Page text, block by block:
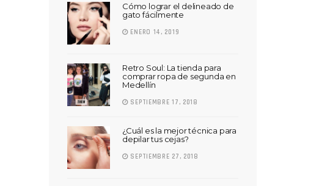
Cómo lograr el delineado de
gato fácilmente
ENERO 14, 2019
Retro Soul: La tienda para
comprar ropa de segunda en
Medellín
SEPTIEMBRE 17, 2018
¿Cuál es la mejor técnica para
depilar tus cejas?
SEPTIEMBRE 27, 2018